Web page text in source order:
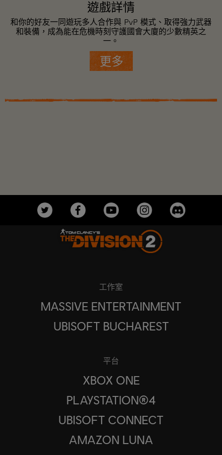
遊戲詳情
和你的好友一同遊玩多人合作與 PvP 模式、取得強力武器
和裝備，成為能在危機時刻守護國會大廈的少數精英之
一。
更多
工作室
MASSIVE ENTERTAINMENT
UBISOFT BUCHAREST
平台
XBOX ONE
PLAYSTATION®4
UBISOFT CONNECT
AMAZON LUNA